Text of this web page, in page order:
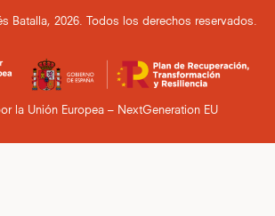
Batalla, 2026. Todos los derechos reservados.
la Unión Europea – NextGeneration EU